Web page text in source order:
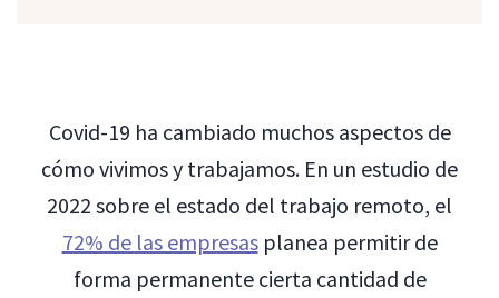
Covid-19 ha cambiado muchos aspectos de
cómo vivimos y trabajamos. En un estudio de
2022 sobre el estado del trabajo remoto, el
72% de las empresasplanea permitir de
forma permanente cierta cantidad de